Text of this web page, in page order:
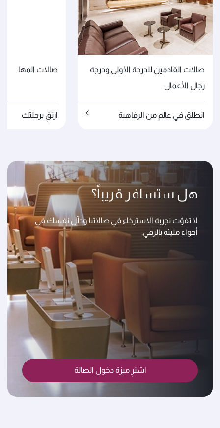
صالات القادمين للدرجة الأولى ودرجة
رجال الأعمال
انطلق في عالم من الرفاهية
صالات المها
ارتقِ برحلتك
هل ستسافر قريباً؟
لا تفوّت تجربة الاسترخاء في صالاتنا ودلّل نفسك في
أجواء مليئة بالرقي.
اشترِ ميزة دخول الصالة